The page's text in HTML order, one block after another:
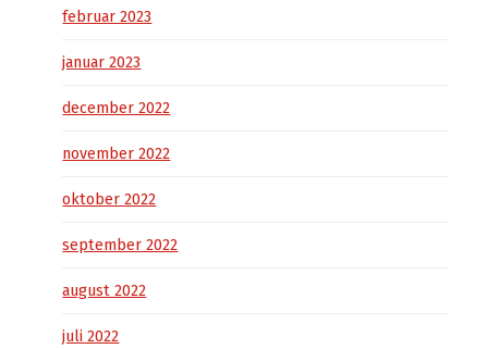
februar 2023
januar 2023
december 2022
november 2022
oktober 2022
september 2022
august 2022
juli 2022